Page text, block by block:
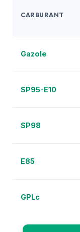
CARBURANT
Gazole
SP95-E10
SP98
E85
GPLc